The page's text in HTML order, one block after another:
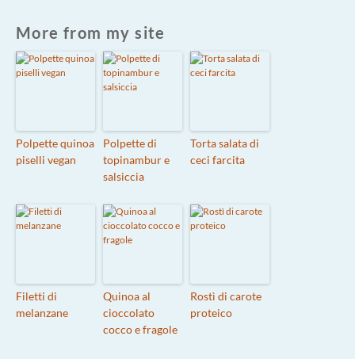
More from my site
Polpette quinoa
piselli vegan
Polpette di
topinambur e
salsiccia
Torta salata di
ceci farcita
Filetti di
melanzane
Quinoa al
cioccolato
cocco e fragole
Rostì di carote
proteico